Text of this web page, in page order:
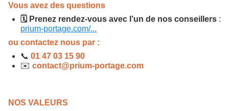
Vous avez des questions
🗓️ Prenez rendez-vous avec l’un de nos conseillers :
prium-portage.com/...
ou contactez nous par :
📞 01 47 03 15 90
✉️ contact@prium-portage.com
NOS VALEURS